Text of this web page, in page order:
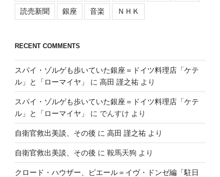
読売新聞 銀座 音楽 ＮＨＫ
RECENT COMMENTS
スパイ・ゾルゲも歩いていた銀座＝ドイツ料理店「ケテ
ル」と「ローマイヤ」
に 高田 謹之祐 より
スパイ・ゾルゲも歩いていた銀座＝ドイツ料理店「ケテ
ル」と「ローマイヤ」
に でんすけ より
自衛官救出美談、その後 に 高田 謹之祐 より
自衛官救出美談、その後 に 鞍馬天狗 より
クロード・ハウザー、ピエール＝イヴ・ドンゼ編「駐日